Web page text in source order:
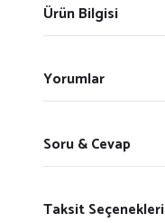
Ürün Bilgisi
Yorumlar
Soru & Cevap
Taksit Seçenekleri